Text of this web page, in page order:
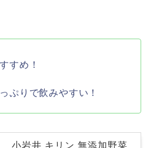
すめ！
ぷりで飲みやすい！
小岩井 キリン 無添加野菜